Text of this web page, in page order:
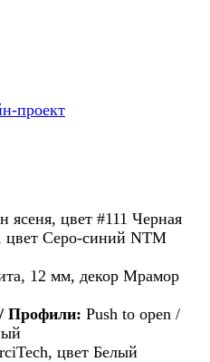
проект
цвет #111 Черная
цвет Серо-синий NTM
12 мм, декор Мрамор
Профили: Push to open /
цвет Белый